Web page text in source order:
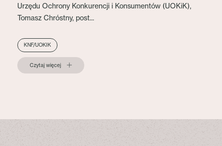
Urzędu Ochrony Konkurencji i Konsumentów (UOKiK),
Tomasz Chróstny, post...
KNF/UOKIK
Czytaj więcej